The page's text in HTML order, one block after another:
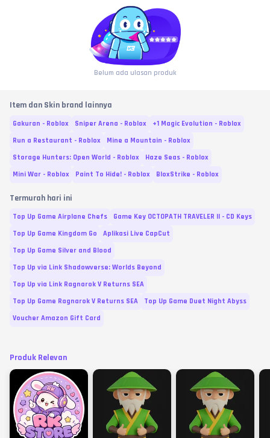
Belum ada ulasan produk
Item dan Skin brand lainnya
Gakuran - Roblox Sniper Arena - Roblox
+1 Magic Evolution - Roblox
Run a Restaurant - Roblox
Mine a Mountain - Roblox
Storage Hunters: Open World - Roblox
Haze Seas - Roblox
Mini War - Roblox
Paint To Hide! - Roblox BloxStrike - Roblox
Termurah hari ini
Top Up Game Airplane Chefs
Game Key OCTOPATH TRAVELER II - CD Keys
Top Up Game Kingdom Go
Aplikasi Live CapCut
Top Up Game Silver and Blood
Top Up via Link Shadowverse: Worlds Beyond
Top Up via Link Ragnarok V Returns SEA
Top Up Game Ragnarok V Returns SEA
Top Up Game Duet Night Abyss
Voucher Amazon Gift Card
Produk Relevan